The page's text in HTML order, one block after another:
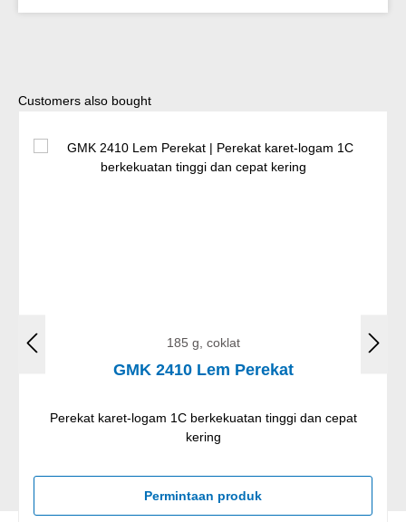
Lewati galeri produk
Customers also bought
185 g, coklat
GMK 2410 Lem Perekat
Perekat karet-logam 1C berkekuatan tinggi dan cepat
kering
Permintaan produk